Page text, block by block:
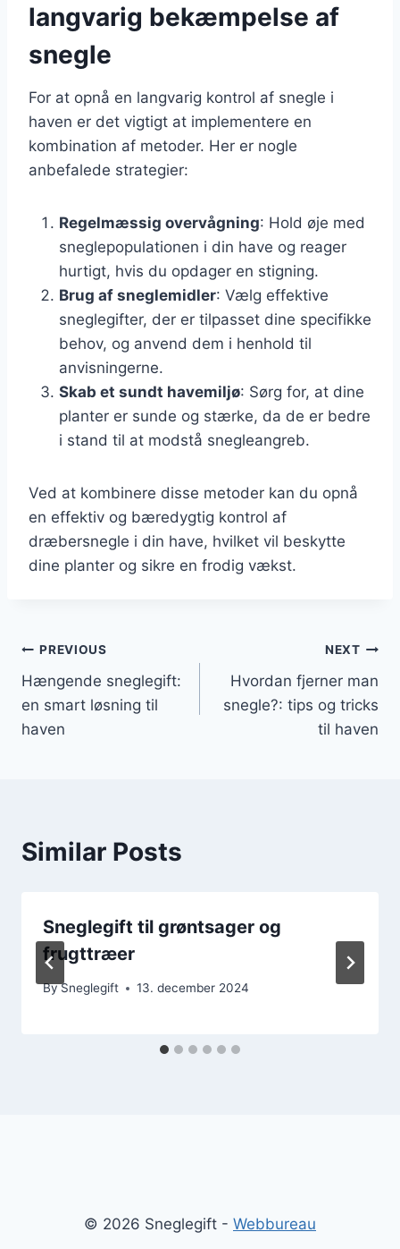
langvarig bekæmpelse af
snegle
For at opnå en langvarig kontrol af snegle i
haven er det vigtigt at implementere en
kombination af metoder. Her er nogle
anbefalede strategier:
Regelmæssig overvågning: Hold øje med
sneglepopulationen i din have og reager
hurtigt, hvis du opdager en stigning.
Brug af sneglemidler: Vælg effektive
sneglegifter, der er tilpasset dine specifikke
behov, og anvend dem i henhold til
anvisningerne.
Skab et sundt havemiljø: Sørg for, at dine
planter er sunde og stærke, da de er bedre
i stand til at modstå snegleangreb.
Ved at kombinere disse metoder kan du opnå
en effektiv og bæredygtig kontrol af
dræbersnegle i din have, hvilket vil beskytte
dine planter og sikre en frodig vækst.
Indlægsnavigation
PREVIOUS
Hængende sneglegift:
en smart løsning til
haven
NEXT
Hvordan fjerner man
snegle?: tips og tricks
til haven
Similar Posts
Sneglegift til grøntsager og
frugttræer
BySneglegift 13. december 2024
© 2026 Sneglegift - Webbureau